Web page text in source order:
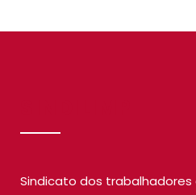
Sindicato dos